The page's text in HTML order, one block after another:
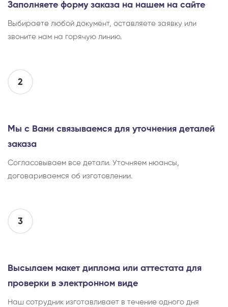
Заполняете форму заказа на нашем на сайте
Выбираете любой документ, оставляете заявку или
звоните нам на горячую линию.
2
Мы с Вами связываемся для уточнения деталей
заказа
Согласовываем все детали. Уточняем нюансы,
договариваемся об изготовлении.
3
Высылаем макет диплома или аттестата для
проверки в электронном виде
Наш сотрудник изготавливает в течение одного дня